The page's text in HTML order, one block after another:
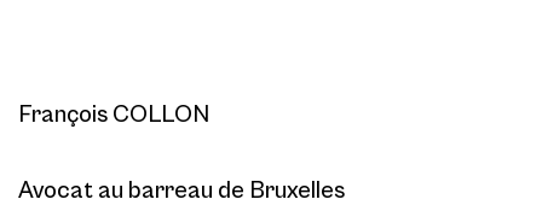
François COLLON
Avocat au barreau de Bruxelles